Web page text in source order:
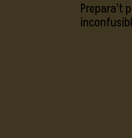
Prepara’t